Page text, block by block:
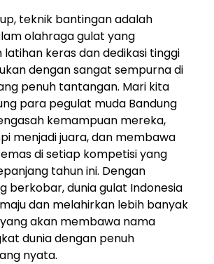
teknik bantingan adalah
olahraga gulat yang
keras dan dedikasi tinggi
dengan sangat sempurna di
penuh tantangan. Mari kita
para pegulat muda Bandung
kemampuan mereka,
menjadi juara, dan membawa
di setiap kompetisi yang
tahun ini. Dengan
berkobar, dunia gulat Indonesia
dan melahirkan lebih banyak
akan membawa nama
dunia dengan penuh
nyata.